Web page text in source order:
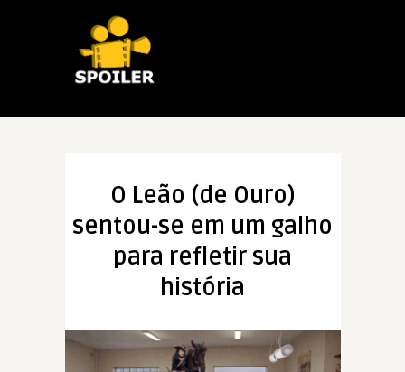
O Leão (de Ouro)
sentou-se em um galho
para refletir sua
história